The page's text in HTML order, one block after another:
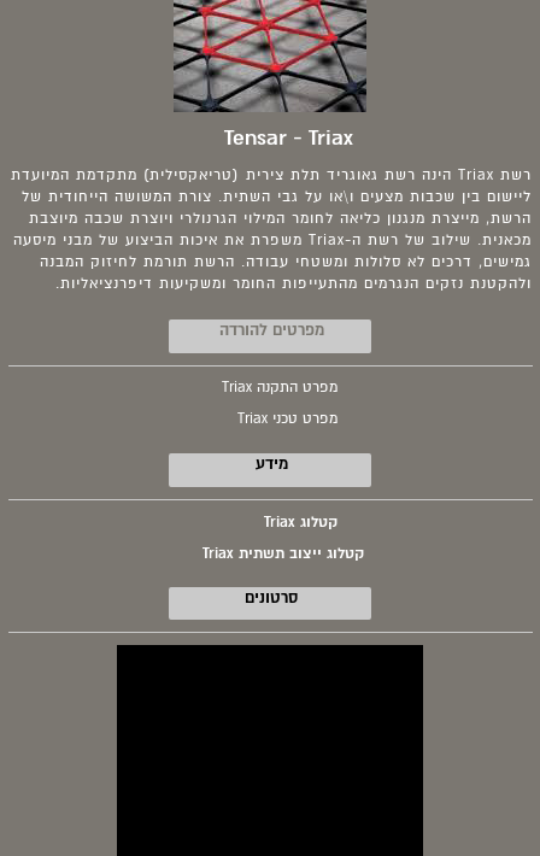
Tensar - Triax
רשת Triax הינה רשת גאוגריד תלת צירית (טריאקסילית) מתקדמת המיועדת
ליישום בין שכבות מצעים ו\או על גבי השתית. צורת המשושה הייחודית של
הרשת, מייצרת מנגנון כליאה לחומר המילוי הגרנולרי ויוצרת שכבה מיוצבת
מכאנית. שילוב של רשת ה-Triax משפרת את איכות הביצוע של מבני מיסעה
גמישים, דרכים לא סלולות ומשטחי עבודה. הרשת תורמת לחיזוק המבנה
ולהקטנת נזקים הנגרמים מהתעייפות החומר ומשקיעות דיפרנציאליות.
מפרט התקנה Triax
מפרטים להורדה
מפרט טכני Triax
סרטונים
קטלוג Triax
קטלוג ייצוב תשתית Triax
מידע